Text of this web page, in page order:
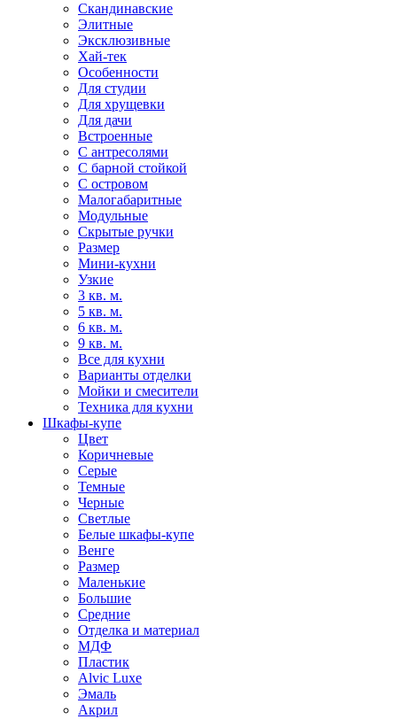
Скандинавские
Элитные
Эксклюзивные
Хай-тек
Особенности
Для студии
Для хрущевки
Для дачи
Встроенные
С антресолями
С барной стойкой
С островом
Малогабаритные
Модульные
Скрытые ручки
Размер
Мини-кухни
Узкие
3 кв. м.
5 кв. м.
6 кв. м.
9 кв. м.
Все для кухни
Варианты отделки
Мойки и смесители
Техника для кухни
Шкафы-купе
Цвет
Коричневые
Серые
Темные
Черные
Светлые
Белые шкафы-купе
Венге
Размер
Маленькие
Большие
Средние
Отделка и материал
МДФ
Пластик
Alvic Luxe
Эмаль
Акрил